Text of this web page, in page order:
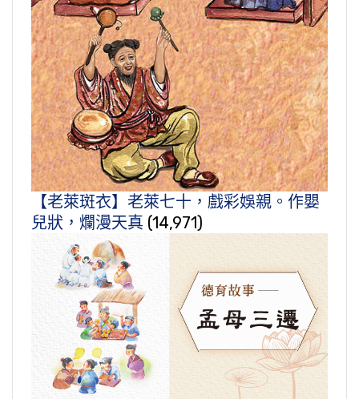
【老萊斑衣】老萊七十，戲彩娛親。作嬰
兒狀，爛漫天真 (14,971)